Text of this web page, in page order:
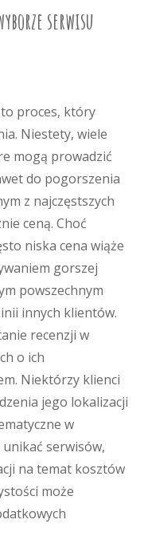
serwisu
proces, który
Niestety, wiele
mogą prowadzić
do pogorszenia
z najczęstszych
ceną. Choć
niska cena wiąże
gorszej
powszechnym
innych klientów.
recenzji w
o ich
Niektórzy klienci
jego lokalizacji
w
serwisów,
na temat kosztów
może